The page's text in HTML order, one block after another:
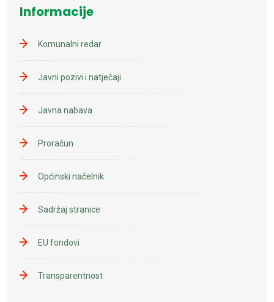
Informacije
Komunalni redar
Javni pozivi i natječaji
Javna nabava
Proračun
Općinski načelnik
Sadržaj stranice
EU fondovi
Transparentnost